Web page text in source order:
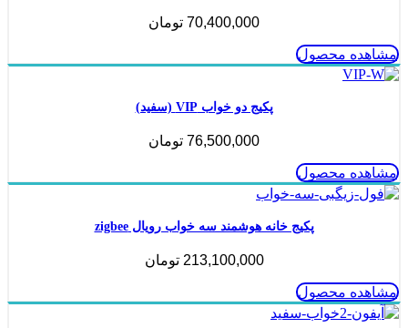
70,400,000 تومان
مشاهده محصول
پکیج دو خواب VIP (سفید)
76,500,000 تومان
مشاهده محصول
پکیج خانه هوشمند سه خواب رویال zigbee
213,100,000 تومان
مشاهده محصول